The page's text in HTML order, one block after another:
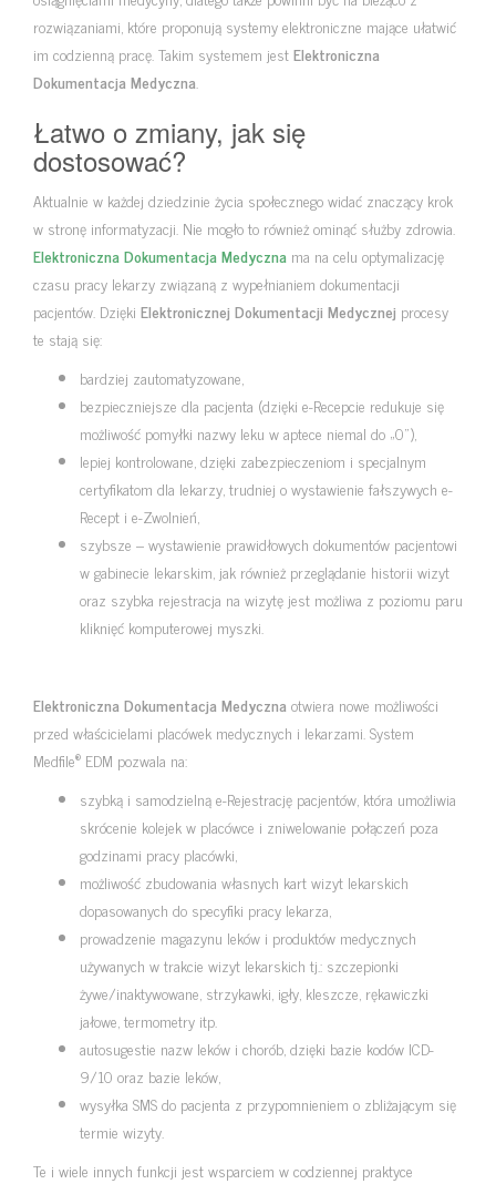
rozwiązaniami, które proponują systemy elektroniczne mające ułatwić
im codzienną pracę. Takim systemem jestElektroniczna
Dokumentacja Medyczna.
Łatwo o zmiany, jak się
dostosować?
Aktualnie w każdej dziedzinie życia społecznego widać znaczący krok
w stronę informatyzacji. Nie mogło to również ominąć służby zdrowia.
Elektroniczna Dokumentacja Medyczna ma na celu optymalizację
czasu pracy lekarzy związaną z wypełnianiem dokumentacji
pacjentów. Dzięki Elektronicznej Dokumentacji Medycznej procesy
te stają się:
bardziej zautomatyzowane,
bezpieczniejsze dla pacjenta (dzięki e-Recepcie redukuje się
możliwość pomyłki nazwy leku w aptece niemal do „0”),
lepiej kontrolowane, dzięki zabezpieczeniom i specjalnym
certyfikatom dla lekarzy, trudniej o wystawienie fałszywych e-
Recept i e-Zwolnień,
szybsze – wystawienie prawidłowych dokumentów pacjentowi
w gabinecie lekarskim, jak również przeglądanie historii wizyt
oraz szybka rejestracja na wizytę jest możliwa z poziomu paru
kliknięć komputerowej myszki.
Elektroniczna Dokumentacja Medyczna otwiera nowe możliwości
przed właścicielami placówek medycznych i lekarzami. System
Medfile® EDM pozwala na:
szybką i samodzielną e-Rejestrację pacjentów, która umożliwia
skrócenie kolejek w placówce i zniwelowanie połączeń poza
godzinami pracy placówki,
możliwość zbudowania własnych kart wizyt lekarskich
dopasowanych do specyfiki pracy lekarza,
prowadzenie magazynu leków i produktów medycznych
używanych w trakcie wizyt lekarskich tj.: szczepionki
żywe/inaktywowane, strzykawki, igły, kleszcze, rękawiczki
jałowe, termometry itp.
autosugestie nazw leków i chorób, dzięki bazie kodów ICD-
9/10 oraz bazie leków,
wysyłka SMS do pacjenta z przypomnieniem o zbliżającym się
termie wizyty.
Te i wiele innych funkcji jest wsparciem w codziennej praktyce